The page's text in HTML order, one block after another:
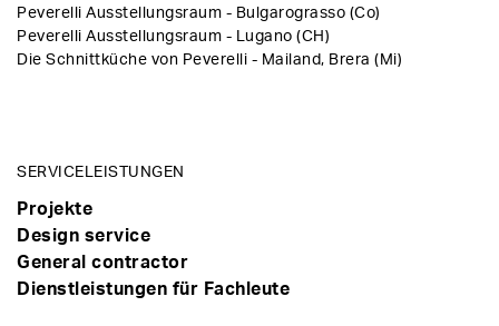
Peverelli Ausstellungsraum - Bulgarograsso (Co)
Peverelli Ausstellungsraum - Lugano (CH)
Die Schnittküche von Peverelli - Mailand, Brera (Mi)
SERVICELEISTUNGEN
Projekte
Design service
General contractor
Dienstleistungen für Fachleute